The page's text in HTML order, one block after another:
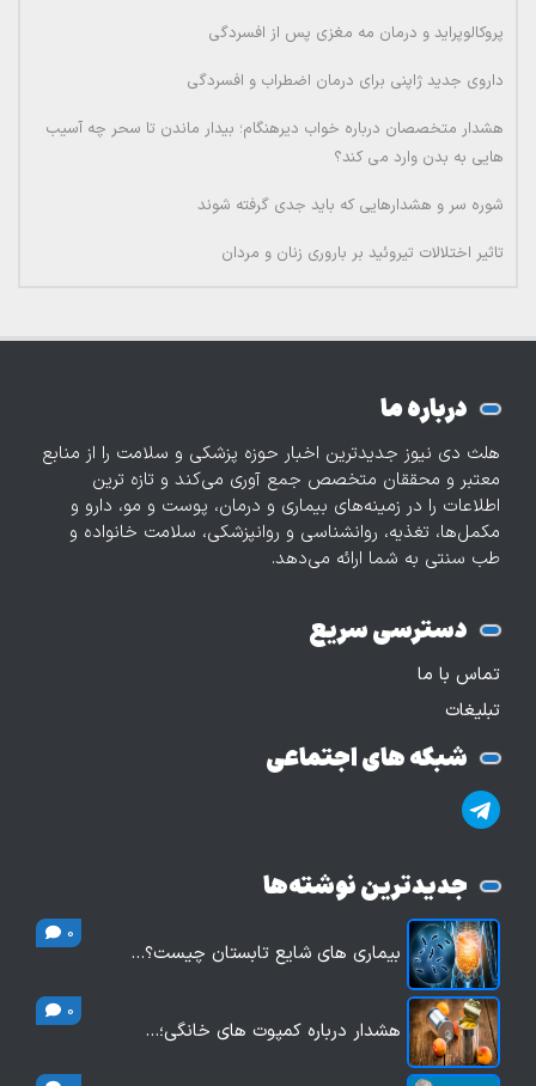
پروکالوپراید و درمان مه مغزی پس از افسردگی
داروی جدید ژاپنی برای درمان اضطراب و افسردگی
هشدار متخصصان درباره خواب دیرهنگام؛ بیدار ماندن تا سحر چه آسیب
هایی به بدن وارد می کند؟
شوره سر و هشدارهایی که باید جدی گرفته شوند
تاثیر اختلالات تیروئید بر باروری زنان و مردان
درباره ما
هلث دی نیوز جدیدترین اخبار حوزه پزشکی و سلامت را از منابع
معتبر و محققان متخصص جمع آوری می‌کند و تازه‌ ترین
اطلاعات را در زمینه‌های بیماری و درمان، پوست و مو، دارو و
مکمل‌ها، تغذیه، روانشناسی و روانپزشکی، سلامت خانواده و
طب سنتی به شما ارائه می‌دهد.
دسترسی سریع
تماس با ما
تبلیغات
شبکه های اجتماعی
جدیدترین نوشته‌ها
بیماری های شایع تابستان چیست؟…
0
هشدار درباره کمپوت های خانگی؛…
0